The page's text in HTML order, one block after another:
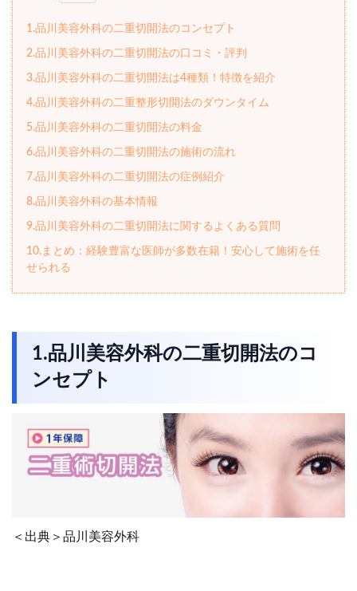
1.品川美容外科の二重切開法のコンセプト
2.品川美容外科の二重切開法の口コミ・評判
3.品川美容外科の二重切開法は4種類！特徴を紹介
4.品川美容外科の二重整形切開法のダウンタイム
5.品川美容外科の二重切開法の料金
6.品川美容外科の二重切開法の施術の流れ
7.品川美容外科の二重切開法の症例紹介
8.品川美容外科の基本情報
9.品川美容外科の二重切開法に関するよくある質問
10.まとめ：経験豊富な医師が多数在籍！安心して施術を任
せられる
1.品川美容外科の二重切開法のコ
ンセプト
＜出典＞品川美容外科